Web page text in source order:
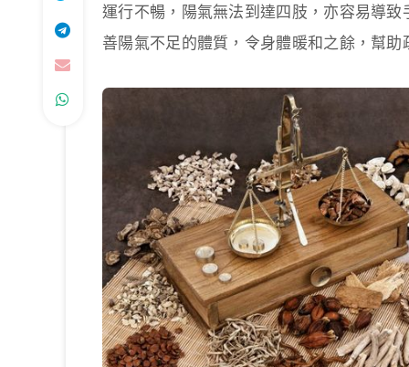
運行不暢，陽氣無法到達四肢，亦容易導
善陽氣不足的體質，令身體暖和之餘，幫助